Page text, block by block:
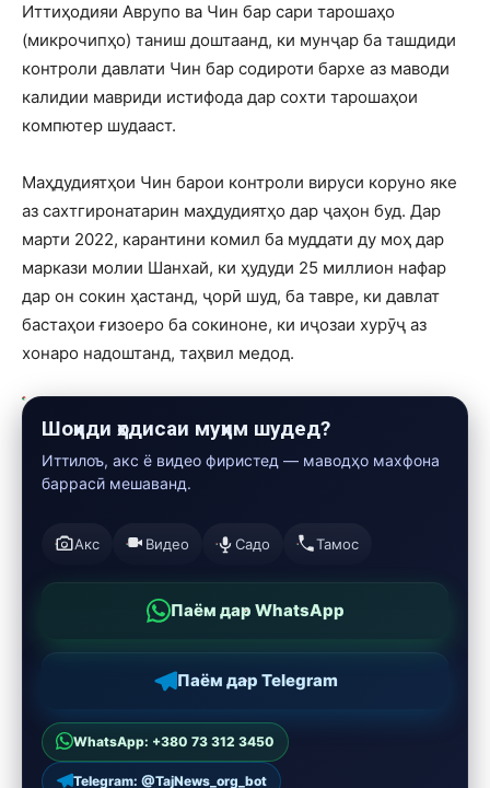
Иттиҳодияи Аврупо ва Чин бар сари тарошаҳо
(микрочипҳо) таниш доштаанд, ки мунҷар ба ташдиди
контроли давлати Чин бар содироти бархе аз маводи
калидии мавриди истифода дар сохти тарошаҳои
компютер шудааст.
Маҳдудиятҳои Чин барои контроли вируси коруно яке
аз сахтгиронатарин маҳдудиятҳо дар ҷаҳон буд. Дар
марти 2022, карантини комил ба муддати ду моҳ дар
маркази молии Шанхай, ки ҳудуди 25 миллион нафар
дар он сокин ҳастанд, ҷорӣ шуд, ба тавре, ки давлат
бастаҳои ғизоеро ба сокиноне, ки иҷозаи хурӯҷ аз
хонаро надоштанд, таҳвил медод.
Шоҳиди ҳодисаи муҳим шудед?
Иттилоъ, акс ё видео фиристед — маводҳо махфона
баррасӣ мешаванд.
Акс Видео Садо Тамос
Паём дар WhatsApp
Паём дар Telegram
WhatsApp: +380 73 312 3450
Telegram: @TajNews_org_bot